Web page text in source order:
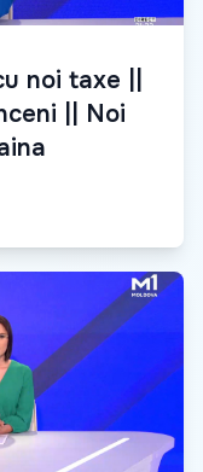
noi taxe ||
|| Noi